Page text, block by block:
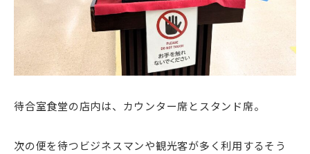
待合室食堂の店内は、カウンター席とスタンド席。
次の便を待つビジネスマンや観光客が多く利用するそう